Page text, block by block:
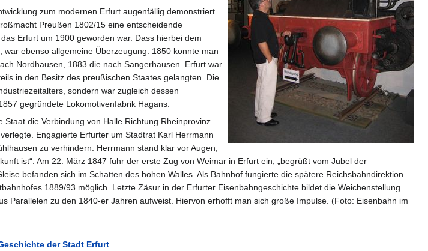
zum modernen Erfurt augenfällig demonstriert.
Preußen 1802/15 eine entscheidende
Erfurt um 1900 geworden war. Dass hierbei dem
ebenso allgemeine Überzeugung. 1850 konnte man
Nordhausen, 1883 die nach Sangerhausen. Erfurt war
in den Besitz des preußischen Staates gelangten. Die
sondern war zugleich dessen
gegründete Lokomotivenfabrik Hagans.
die Verbindung von Halle Richtung Rheinprovinz
Engagierte Erfurter um Stadtrat Karl Herrmann
zu verhindern. Herrmann stand klar vor Augen,
ist“. Am 22. März 1847 fuhr der erste Zug von Weimar in Erfurt ein, „begrüßt vom Jubel der
befanden sich im Schatten des hohen Walles. Als Bahnhof fungierte die spätere Reichsbahndirektion.
1889/93 möglich. Letzte Zäsur in der Erfurter Eisenbahngeschichte bildet die Weichenstellung
Parallelen zu den 1840-er Jahren aufweist. Hiervon erhofft man sich große Impulse. (Foto: Eisenbahn im
der Stadt Erfurt